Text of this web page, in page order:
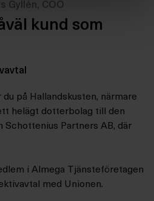
kund som
på Hallandskusten, närmare
helägt dotterbolag till den
Schottenius Partners AB, där
i Almega Tjänsteföretagen
med Unionen.
Gyllén, COO